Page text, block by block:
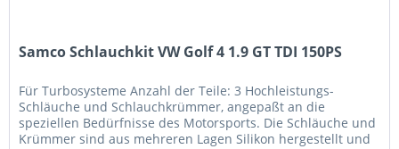
Samco Schlauchkit VW Golf 4 1.9 GT TDI 150PS
Für Turbosysteme Anzahl der Teile: 3 Hochleistungs-
Schläuche und Schlauch­krümmer, ange­­paßt an die
speziellen Bedürfnisse des Motorsports. Die Schläuche und
Krümmer sind aus mehreren Lagen Silikon hergestellt und